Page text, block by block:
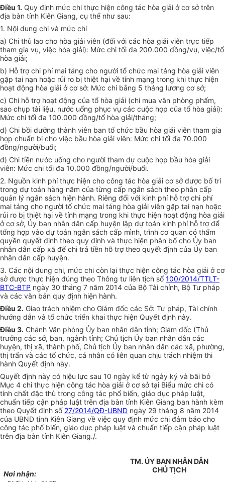
Điều 1. Quy định mức chi thực hiện công tác hòa giải ở cơ sở trên
địa bàn tỉnh Kiên Giang, cụ thể như sau:
1. Nội dung chi và mức chi
a) Chi thù lao cho hòa giải viên (đối với các hòa giải viên trực tiếp
tham gia vụ, việc hòa giải): Mức chi tối đa 200.000 đồng/vụ, việc/tổ
hòa giải;
b) Hỗ trợ chi phí mai táng cho người tổ chức mai táng hòa giải viên
gặp tai nạn hoặc rủi ro bị thiệt hại về tính mạng trong khi thực hiện
hoạt động hòa giải ở cơ sở: Mức chi bằng 5 tháng lương cơ sở;
c) Chi hỗ trợ hoạt động của tổ hòa giải (chi mua văn phòng phẩm,
sao chụp tài liệu, nước uống phục vụ các cuộc họp của tổ hòa giải):
Mức chi tối đa 100.000 đồng/tổ hòa giải/tháng;
d) Chi bồi dưỡng thành viên ban tổ chức bầu hòa giải viên tham gia
họp chuẩn bị cho việc bầu hòa giải viên: Mức chi tối đa 70.000
đồng/người/buổi;
đ) Chi tiền nước uống cho người tham dự cuộc họp bầu hòa giải
viên: Mức chi tối đa 10.000 đồng/người/buổi.
2. Nguồn kinh phí thực hiện cho công tác hòa giải cơ sở được bố trí
trong dự toán hàng năm của từng cấp ngân sách theo phân cấp
quản lý ngân sách hiện hành. Riêng đối với kinh phí hỗ trợ chi phí
mai táng cho người tổ chức mai táng hòa giải viên gặp tai nạn hoặc
rủi ro bị thiệt hại về tính mạng trong khi thực hiện hoạt động hòa giải
ở cơ sở, Ủy ban nhân dân cấp huyện lập dự toán kinh phí hỗ trợ để
tổng hợp vào dự toán ngân sách cấp mình, trình cơ quan có thẩm
quyền quyết định theo quy định và thực hiện phân bổ cho Ủy ban
nhân dân cấp xã để chi trả tiền hỗ trợ theo quyết định của Ủy ban
nhân dân cấp huyện.
3. Các nội dung chi, mức chi còn lại thực hiện công tác hòa giải ở cơ
sở được thực hiện đúng theo Thông tư liên tịch số100/2014/TTLT-
BTC-BTP ngày 30 tháng 7 năm 2014 của Bộ Tài chính, Bộ Tư pháp
và các văn bản quy định hiện hành.
Điều 2. Giao trách nhiệm cho Giám đốc các Sở: Tư pháp, Tài chính
hướng dẫn và tổ chức triển khai thực hiện Quyết định này.
Điều 3. Chánh Văn phòng Ủy ban nhân dân tỉnh; Giám đốc (Thủ
trưởng các sở, ban, ngành tỉnh; Chủ tịch Ủy ban nhân dân các
huyện, thị xã, thành phố, Chủ tịch Ủy ban nhân dân các xã, phường,
thị trấn và các tổ chức, cá nhân có liên quan chịu trách nhiệm thi
hành Quyết định này.
Quyết định này có hiệu lực sau 10 ngày kể từ ngày ký và bãi bỏ
Mục 4 chi thực hiện công tác hòa giải ở cơ sở tại Biểu mức chi có
tính chất đặc thù trong công tác phổ biến, giáo dục pháp luật,
chuẩn tiếp cận pháp luật trên địa bàn tỉnh Kiên Giang ban hành kèm
theo Quyết định số 27/2014/QĐ-UBND ngày 29 tháng 8 năm 2014
của UBND tỉnh Kiên Giang về việc quy định mức chi đảm bảo cho
công tác phổ biến, giáo dục pháp luật và chuẩn tiếp cận pháp luật
trên địa bàn tỉnh Kiên Giang./.
Nơi nhận:
TM. ỦY BAN NHÂN DÂN
CHỦ TỊCH